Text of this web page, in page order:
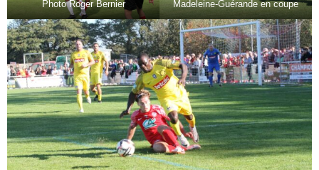
Photo Roger Bernier Madeleine-Guérande en coupe